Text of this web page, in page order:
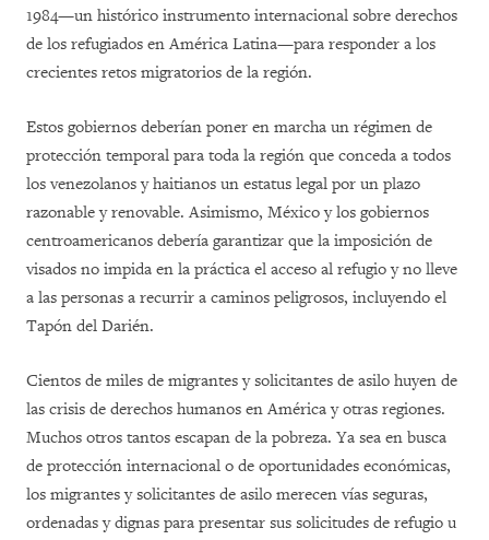
1984—un histórico instrumento internacional sobre derechos
de los refugiados en América Latina—para responder a los
crecientes retos migratorios de la región.
Estos gobiernos deberían poner en marcha un régimen de
protección temporal para toda la región que conceda a todos
los venezolanos y haitianos un estatus legal por un plazo
razonable y renovable. Asimismo, México y los gobiernos
centroamericanos debería garantizar que la imposición de
visados no impida en la práctica el acceso al refugio y no lleve
a las personas a recurrir a caminos peligrosos, incluyendo el
Tapón del Darién.
Cientos de miles de migrantes y solicitantes de asilo huyen de
las crisis de derechos humanos en América y otras regiones.
Muchos otros tantos escapan de la pobreza. Ya sea en busca
de protección internacional o de oportunidades económicas,
los migrantes y solicitantes de asilo merecen vías seguras,
ordenadas y dignas para presentar sus solicitudes de refugio u